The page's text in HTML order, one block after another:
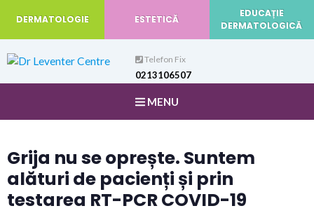
DERMATOLOGIE ESTETICĂ
EDUCAȚIE
DERMATOLOGICĂ
Telefon Fix
0213106507
Email
contact@old.drleventercentre.com
MENU
Grija nu se oprește. Suntem
alături de pacienți și prin
testarea RT-PCR COVID-19